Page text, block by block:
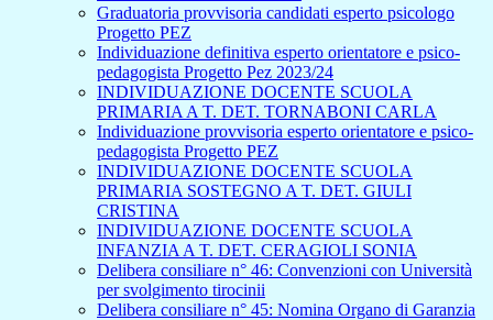
Graduatoria provvisoria candidati esperto psicologo
Progetto PEZ
Individuazione definitiva esperto orientatore e psico-
pedagogista Progetto Pez 2023/24
INDIVIDUAZIONE DOCENTE SCUOLA
PRIMARIA A T. DET. TORNABONI CARLA
Individuazione provvisoria esperto orientatore e psico-
pedagogista Progetto PEZ
INDIVIDUAZIONE DOCENTE SCUOLA
PRIMARIA SOSTEGNO A T. DET. GIULI
CRISTINA
INDIVIDUAZIONE DOCENTE SCUOLA
INFANZIA A T. DET. CERAGIOLI SONIA
Delibera consiliare n° 46: Convenzioni con Università
per svolgimento tirocinii
Delibera consiliare n° 45: Nomina Organo di Garanzia